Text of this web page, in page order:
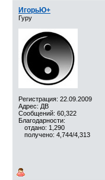
ИгорьЮ+
Гуру
Регистрация: 22.09.2009
Адрес: ДВ
Сообщений: 60,322
Благодарности:
отдано: 1,290
получено: 4,744/4,313